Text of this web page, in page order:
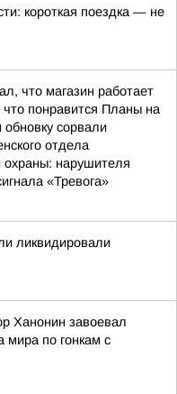
короткая поездка — не
что магазин работает
понравится Планы на
сорвали
отдела
охраны: нарушителя
«Тревога»
ликвидировали
Ханонин завоевал
мира по гонкам с